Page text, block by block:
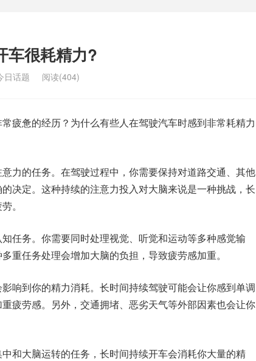
车很耗精力?
日话题 阅读(404)
疲惫的经历？为什么有些人在驾驶汽车时感到非常耗精力
力的任务。在驾驶过程中，你需要保持对道路交通、其他
决定。这种持续的注意力投入对大脑来说是一种挑战，长
。
任务。你需要同时处理视觉、听觉和运动等多种感觉输
重任务处理会增加大脑的负担，导致疲劳感加重。
响到你的精力消耗。长时间持续驾驶可能会让你感到单调
疲劳感。另外，交通拥堵、恶劣天气等外部因素也会让你
和大脑运转的任务，长时间持续开车会消耗你大量的精